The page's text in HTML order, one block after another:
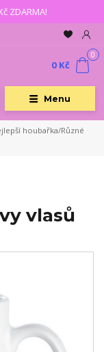
ZDARMA!
Menu
0
0 Kč
houbařka/Různé
vlasů